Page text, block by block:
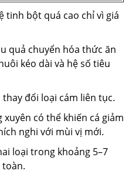
tinh bột quá cao chỉ vì giá
quả chuyển hóa thức ăn
kéo dài và hệ số tiêu
đổi loại cám liên tục.
có thể khiến cá giảm
nghi với mùi vị mới.
loại trong khoảng 5–7